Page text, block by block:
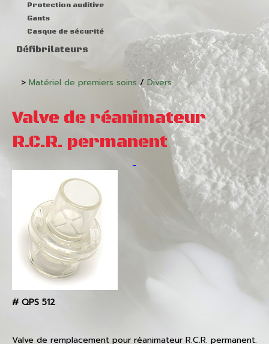
Protection auditive
Gants
Casque de sécurité
Défibrilateurs
> Matériel de premiers soins/ Divers
Valve de réanimateur
R.C.R. permanent
# QPS 512
Valve de remplacement pour réanimateur R.C.R. permanent.